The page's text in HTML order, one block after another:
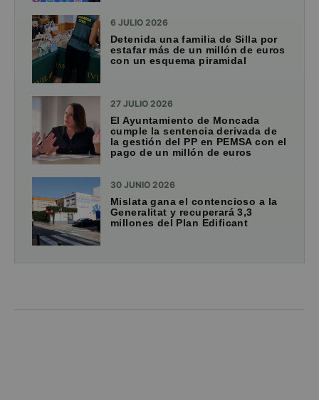
6 JULIO 2026
Detenida una familia de Silla por
estafar más de un millón de euros
con un esquema piramidal
27 JULIO 2026
El Ayuntamiento de Moncada
cumple la sentencia derivada de
la gestión del PP en PEMSA con el
pago de un millón de euros
30 JUNIO 2026
Mislata gana el contencioso a la
Generalitat y recuperará 3,3
millones del Plan Edificant